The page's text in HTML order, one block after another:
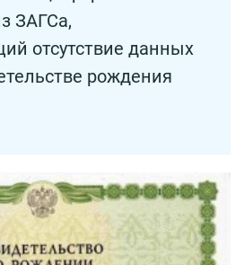
ЗАГСа,
отсутствие данных
рождения